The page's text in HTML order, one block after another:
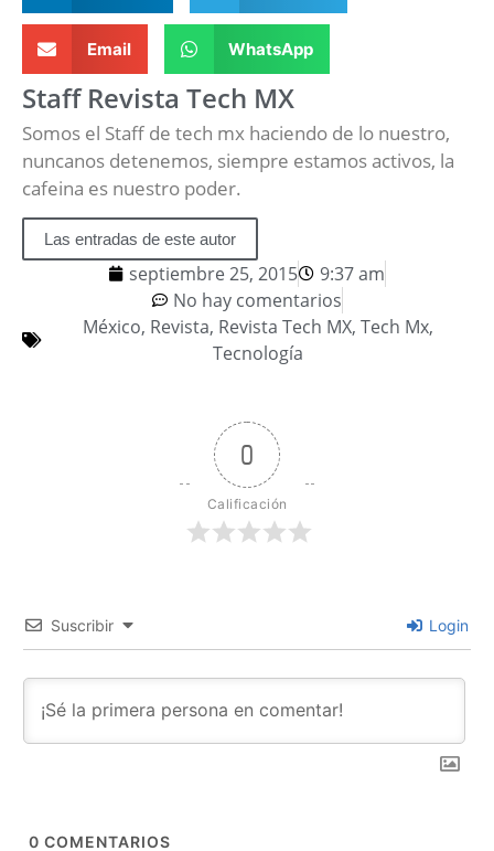
Email WhatsApp
Staff Revista Tech MX
Somos el Staff de tech mx haciendo de lo nuestro,
nuncanos detenemos, siempre estamos activos, la
cafeina es nuestro poder.
Las entradas de este autor
septiembre 25, 2015
9:37 am
No hay comentarios
México, Revista, Revista Tech MX, Tech Mx,
Tecnología
0
Calificación
Suscribir Login
0 COMENTARIOS